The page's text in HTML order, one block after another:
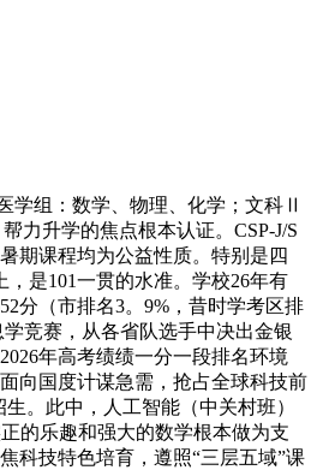
学组：数学、物理、化学；文科Ⅱ
力升学的焦点根本认证。CSP-J/S
期课程均为公益性质。特别是四
是101一贯的水准。学校26年有
分（市排名3。9%，昔时学考区排
竞赛，从各省队选手中决出金银
年高考绩绩一分一段排名环境
向国度计谋急需，抢占全球科技前
。此中，人工智能（中关村班）
的乐趣和强大的数学根本做为支
科技特色培育，遵照“三层五域”课